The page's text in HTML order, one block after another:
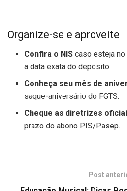
Organize-se e aproveite
Confira o NIS caso esteja
a data exata do depósito.
Conheça seu mês de
saque-aniversário do FGTS.
Cheque as diretrizes
prazo do abono PIS/Pasep.
Post